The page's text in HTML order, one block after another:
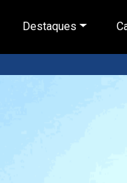
Destaques